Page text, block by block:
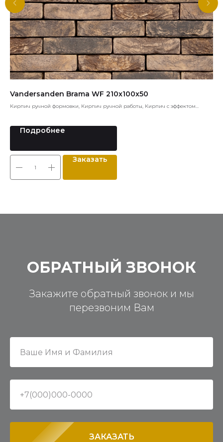
Vandersanden Brama WF 210x100x50
Кирпич ручной формовки, Кирпич ручной работы, Кирпич с эффектом
Подробнее
Заказать
ОБРАТНЫЙ ЗВОНОК
Закажите обратный звонок и мы
перезвоним Вам
ЗАКАЗАТЬ